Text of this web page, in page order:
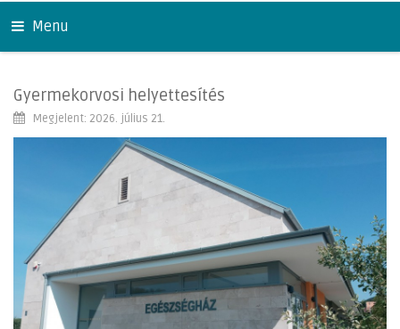
Menu
Gyermekorvosi helyettesítés
Megjelent: 2026. július 21.